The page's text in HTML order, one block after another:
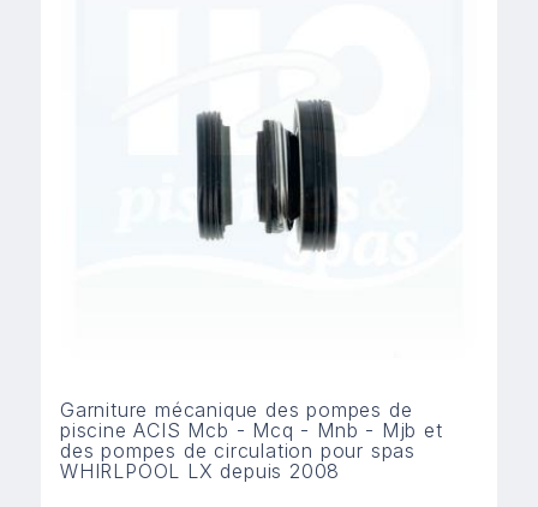
Garniture mécanique des pompes de
piscine ACIS Mcb - Mcq - Mnb - Mjb et
des pompes de circulation pour spas
WHIRLPOOL LX depuis 2008